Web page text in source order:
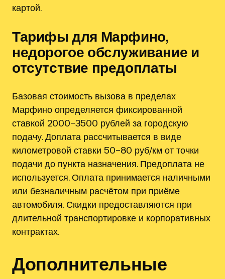
картой.
Тарифы для Марфино,
недорогое обслуживание и
отсутствие предоплаты
Базовая стоимость вызова в пределах
Марфино определяется фиксированной
ставкой 2000–3500 рублей за городскую
подачу. Доплата рассчитывается в виде
километровой ставки 50–80 руб/км от точки
подачи до пункта назначения. Предоплата не
используется. Оплата принимается наличными
или безналичным расчётом при приёме
автомобиля. Скидки предоставляются при
длительной транспортировке и корпоративных
контрактах.
Дополнительные